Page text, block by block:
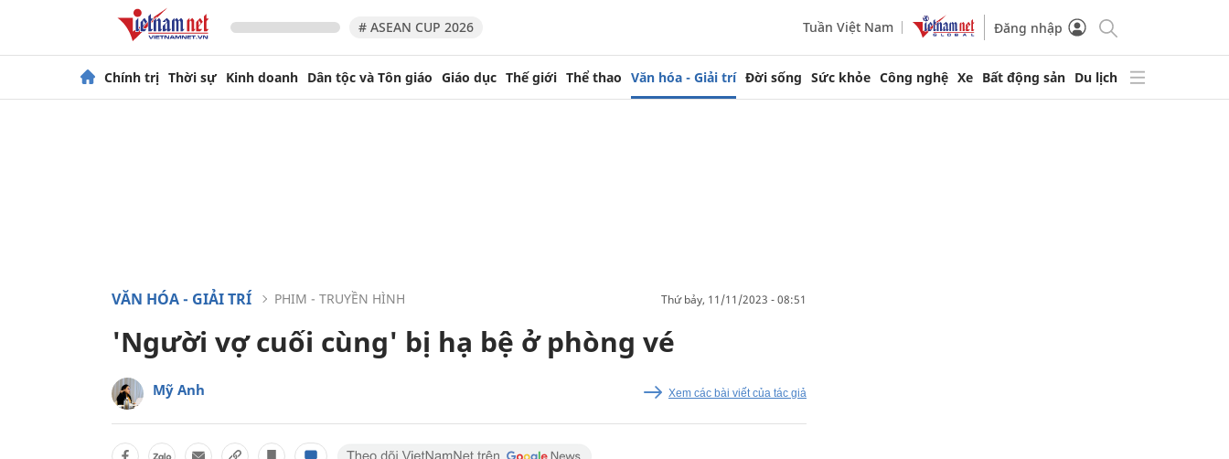
# ASEAN CUP 2026 Tuần Việt Nam Đăng nhập
Chính trị Thời sự Kinh doanh Dân tộc và Tôn giáo Giáo dục Thế giới Thể thao Văn hóa - Giải trí Đời sống Sức khỏe Công nghệ Xe Bất động sản Du lịch
VĂN HÓA - GIẢI TRÍ PHIM - TRUYỀN HÌNH thứ bảy, 11/11/2023 - 08:51
'Người vợ cuối cùng' bị hạ bệ ở phòng vé
Mỹ Anh Xem các bài viết của tác giả